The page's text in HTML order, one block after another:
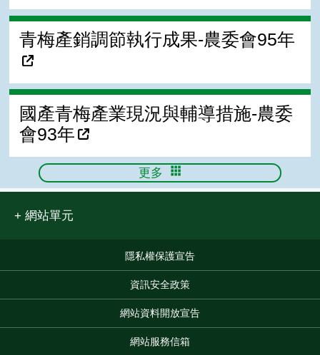
青梅產銷調節執行成果-農委會95年
國產青梅產業現況與輔導措施-農委
會93年
更多
網站單元
隱私權保護宣告
資訊安全政策
網站資料開放宣告
網站服務信箱